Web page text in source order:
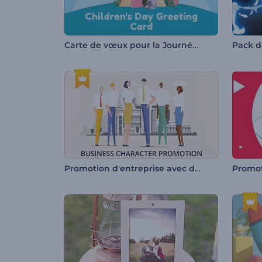
Carte de vœux pour la Journée des enfants Pack
Promotion d'entreprise avec des personnages